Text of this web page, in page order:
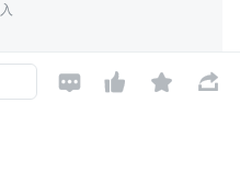
   